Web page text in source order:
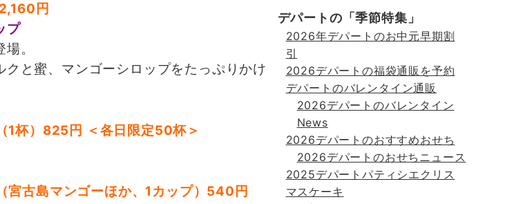
円
プ
。
と蜜、マンゴーシロップをたっぷりかけ
1杯）825円 ＜各日限定50杯＞
宮古島マンゴーほか、1カップ）540円
デパートの「季節特集」
2026年デパートのお中元早期割
引
2026デパートの福袋通販を予約
デパートのバレンタイン通販
2026デパートのバレンタイン
News
2026デパートのおすすめおせち
2026デパートのおせちニュース
2025デパートパティシエクリス
マスケーキ